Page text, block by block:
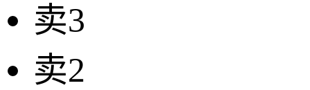
卖3
卖2